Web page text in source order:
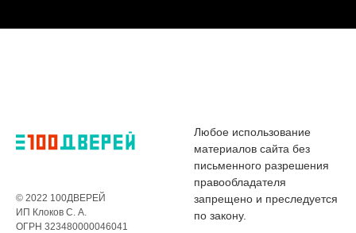
© 2022 100ДВЕРЕЙ
ИП Клоков С. А.
ОГРН 323480000046041
Любое использование
материалов сайта без
письменного разрешения
правообладателя
запрещено и преследуется
по закону.